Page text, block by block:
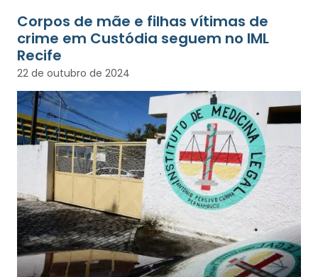
Corpos de mãe e filhas vítimas de
crime em Custódia seguem no IML
Recife
22 de outubro de 2024